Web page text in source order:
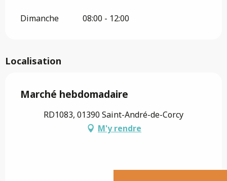
Dimanche 08:00 - 12:00
Localisation
Marché hebdomadaire
RD1083, 01390 Saint-André-de-Corcy
M'y rendre